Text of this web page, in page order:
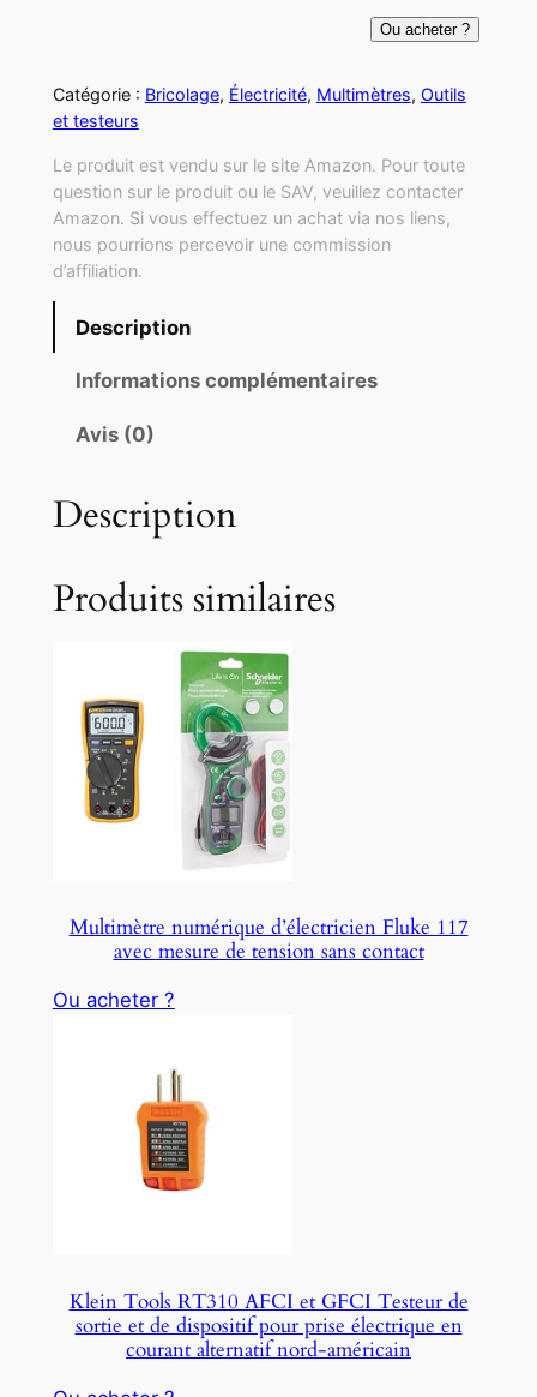
Ou acheter ?
Catégorie : Bricolage, Électricité, Multimètres, Outils
et testeurs
Le produit est vendu sur le site Amazon. Pour toute
question sur le produit ou le SAV, veuillez contacter
Amazon. Si vous effectuez un achat via nos liens,
nous pourrions percevoir une commission
d’affiliation.
Description
Informations complémentaires
Avis (0)
Description
Produits similaires
Multimètre numérique d’électricien Fluke 117
avec mesure de tension sans contact
Ou acheter ?
Klein Tools RT310 AFCI et GFCI Testeur de
sortie et de dispositif pour prise électrique en
courant alternatif nord-américain